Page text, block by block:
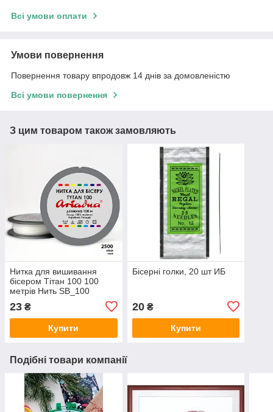
Всі умови оплати
Умови повернення
Повернення товару впродовж 14 днів за домовленістю
Всі умови повернення
З цим товаром також замовляють
Нитка для вишивання
бісером Тітан 100 100
метрів Нить SB_100
23 ₴
Купити
Бісерні голки, 20 шт ИБ
20₴
Купити
Подібні товари компанії